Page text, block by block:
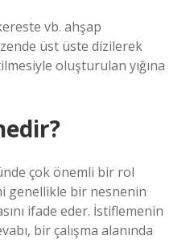
vb. ahşap
üst üste dizilerek
oluşturulan yığına
çok önemli bir rol
genellikle bir nesnenin
ifade eder. İstiflemenin
bir çalışma alanında